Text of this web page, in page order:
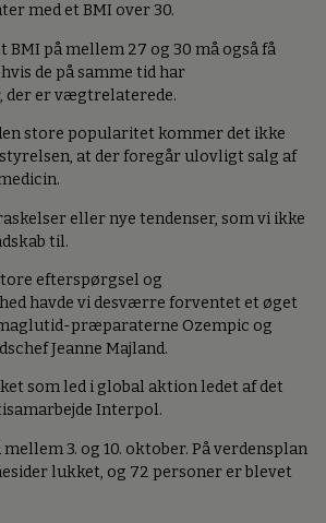
med et BMI over 30.
på mellem 27 og 30 må også få
de på samme tid har
der er vægtrelaterede.
store popularitet kommer det ikke
at der foregår ulovligt salg af
eller nye tendenser, som vi ikke
til.
efterspørgsel og
havde vi desværre forventet et øget
præparaterne Ozempic og
Jeanne Majland.
som led i global aktion ledet af det
Interpol.
3. og 10. oktober. På verdensplan
lukket, og 72 personer er blevet